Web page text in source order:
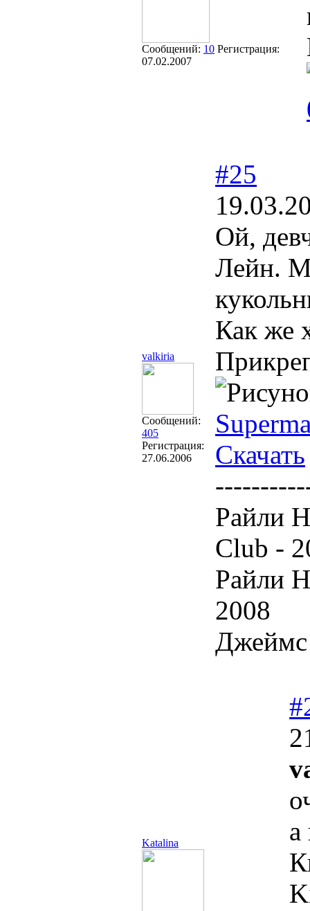
Сообщений: 10 Регистрация:
07.02.2007
valkiria
Сообщений:
405
Регистрация:
27.06.2006
#25
Ой,
Лейн.
Как же
Скачать
Райли
Club -
Райли
2008
Джеймс
Katalina
а